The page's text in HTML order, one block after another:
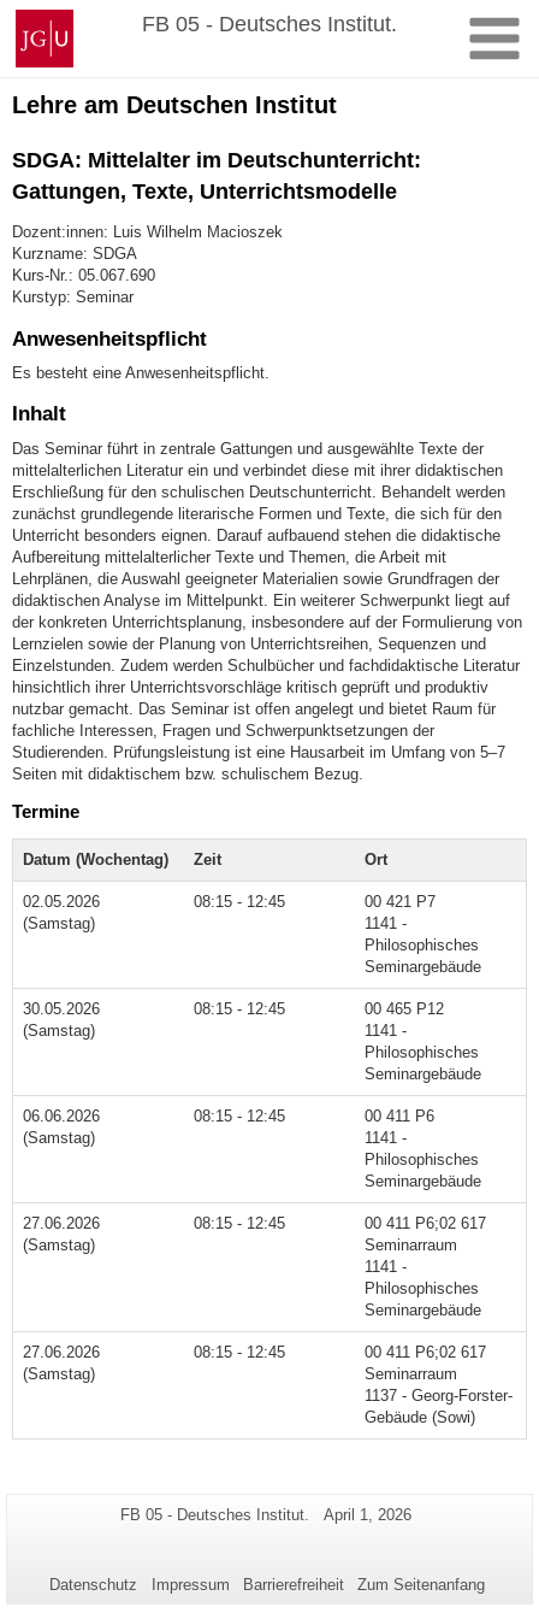
Zum
Inhalt
springen
Johannes
Gutenberg-
Universität
Mainz
FB 05 - Deutsches Institut.
Lehre am Deutschen Institut
SDGA: Mittelalter im Deutschunterricht:
Gattungen, Texte, Unterrichtsmodelle
Dozent:innen: Luis Wilhelm Macioszek
Kurzname: SDGA
Kurs-Nr.: 05.067.690
Kurstyp: Seminar
Anwesenheitspflicht
Es besteht eine Anwesenheitspflicht.
Inhalt
Das Seminar führt in zentrale Gattungen und ausgewählte Texte der
mittelalterlichen Literatur ein und verbindet diese mit ihrer didaktischen
Erschließung für den schulischen Deutschunterricht. Behandelt werden
zunächst grundlegende literarische Formen und Texte, die sich für den
Unterricht besonders eignen. Darauf aufbauend stehen die didaktische
Aufbereitung mittelalterlicher Texte und Themen, die Arbeit mit
Lehrplänen, die Auswahl geeigneter Materialien sowie Grundfragen der
didaktischen Analyse im Mittelpunkt. Ein weiterer Schwerpunkt liegt auf
der konkreten Unterrichtsplanung, insbesondere auf der Formulierung von
Lernzielen sowie der Planung von Unterrichtsreihen, Sequenzen und
Einzelstunden. Zudem werden Schulbücher und fachdidaktische Literatur
hinsichtlich ihrer Unterrichtsvorschläge kritisch geprüft und produktiv
nutzbar gemacht. Das Seminar ist offen angelegt und bietet Raum für
fachliche Interessen, Fragen und Schwerpunktsetzungen der
Studierenden. Prüfungsleistung ist eine Hausarbeit im Umfang von 5–7
Seiten mit didaktischem bzw. schulischem Bezug.
Termine
Datum (Wochentag) Zeit Ort
02.05.2026
(Samstag)
08:15 - 12:45
00 421 P7
1141 -
Philosophisches
Seminargebäude
30.05.2026
(Samstag)
08:15 - 12:45
00 465 P12
1141 -
Philosophisches
Seminargebäude
06.06.2026
(Samstag)
08:15 - 12:45
00 411 P6
1141 -
Philosophisches
Seminargebäude
27.06.2026
(Samstag)
08:15 - 12:45
00 411 P6;02 617
Seminarraum
1141 -
Philosophisches
Seminargebäude
27.06.2026
(Samstag)
08:15 - 12:45
00 411 P6;02 617
Seminarraum
1137 - Georg-Forster-
Gebäude (Sowi)
Zusätzliche
dieser
Seiten-
FB 05 - Deutsches Institut.
Letzte
April 1, 2026
Datenschutz Impressum Barrierefreiheit Zum Seitenanfang